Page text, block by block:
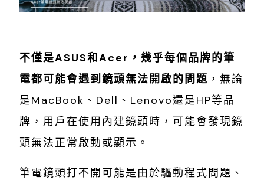
不僅是ASUS和Acer，幾乎每個品牌的筆
電都可能會遇到鏡頭無法開啟的問題 ，無論
是MacBook、Dell、Lenovo還是HP等品
牌，用戶在使用內建鏡頭時，可能會發現鏡
頭無法正常啟動或顯示。
筆電鏡頭打不開可能是由於驅動程式問題、